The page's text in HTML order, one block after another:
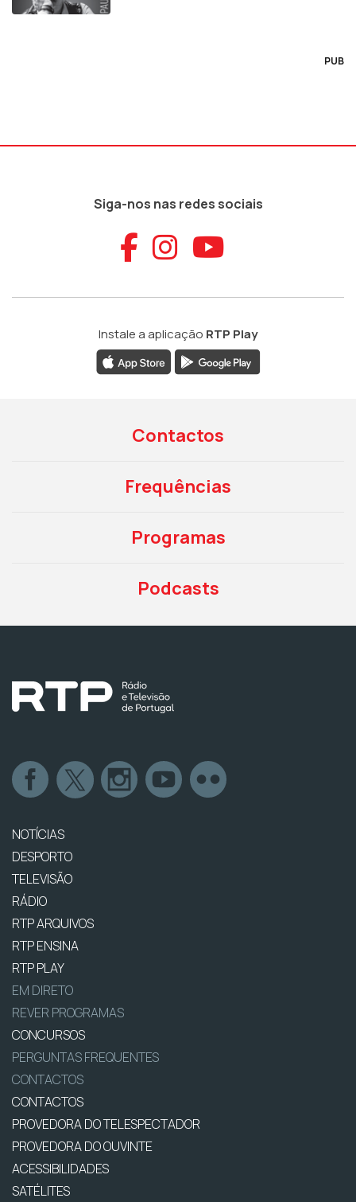
PUB
Siga-nos nas redes sociais
Aceder ao
Aceder ao
Aceder
Instale a aplicação RTP Play
Contactos
Frequências
Programas
Podcasts
NOTÍCIAS
DESPORTO
TELEVISÃO
RÁDIO
RTP ARQUIVOS
RTP ENSINA
RTP PLAY
EM DIRETO
REVER PROGRAMAS
CONCURSOS
PERGUNTAS FREQUENTES
CONTACTOS
CONTACTOS
PROVEDORA DO TELESPECTADOR
PROVEDORA DO OUVINTE
ACESSIBILIDADES
SATÉLITES